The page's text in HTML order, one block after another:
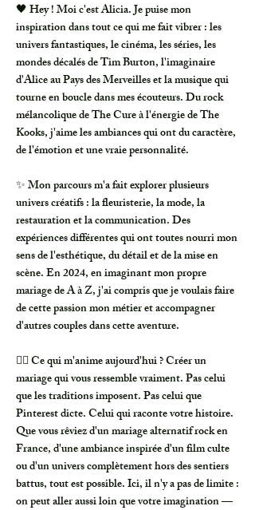
🖤 Hey ! Moi c'est Alicia. Je puise mon
inspiration dans tout ce qui me fait vibrer : les
univers fantastiques, le cinéma, les séries, les
mondes décalés de Tim Burton, l'imaginaire
d'Alice au Pays des Merveilles et la musique qui
tourne en boucle dans mes écouteurs. Du rock
mélancolique de The Cure à l'énergie de The
Kooks, j'aime les ambiances qui ont du caractère,
de l'émotion et une vraie personnalité.
✨ Mon parcours m'a fait explorer plusieurs
univers créatifs : la fleuristerie, la mode, la
restauration et la communication. Des
expériences différentes qui ont toutes nourri mon
sens de l'esthétique, du détail et de la mise en
scène. En 2024, en imaginant mon propre
mariage de A à Z, j'ai compris que je voulais faire
de cette passion mon métier et accompagner
d'autres couples dans cette aventure.
❤️‍🔥 Ce qui m'anime aujourd'hui ? Créer un
mariage qui vous ressemble vraiment. Pas celui
que les traditions imposent. Pas celui que
Pinterest dicte. Celui qui raconte votre histoire.
Que vous rêviez d'un mariage alternatif rock en
France, d'une ambiance inspirée d'un film culte
ou d'un univers complètement hors des sentiers
battus, tout est possible. Ici, il n'y a pas de limite :
on peut aller aussi loin que votre imagination —